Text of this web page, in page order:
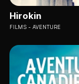
Hirokin
FILMS AVENTURE